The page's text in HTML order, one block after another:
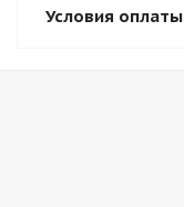
Условия оплаты